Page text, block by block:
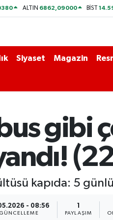
ALTIN 6862,09000 BİST
Siyaset Magazin
gibi
kapıda: 5
- 08:56
GÜNCELLEME PAYLAŞIM